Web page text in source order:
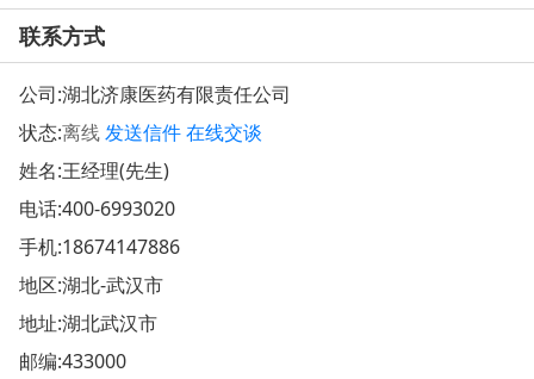
联系方式
公司:湖北济康医药有限责任公司
状态:离线发送信件在线交谈
姓名:王经理(先生)
电话:400-6993020
手机:18674147886
地区:湖北-武汉市
地址:湖北武汉市
邮编:433000